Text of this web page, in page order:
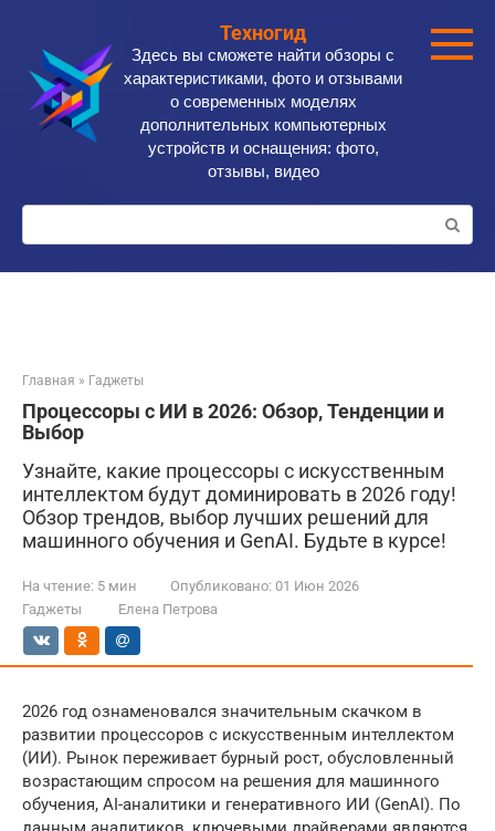
контенту
Техногид
Здесь вы сможете найти обзоры с
характеристиками, фото и отзывами
о современных моделях
дополнительных компьютерных
устройств и оснащения: фото,
отзывы, видео
Поиск:
Главная » Гаджеты
Процессоры с ИИ в 2026: Обзор, Тенденции и
Выбор
Узнайте, какие процессоры с искусственным
интеллектом будут доминировать в 2026 году!
Обзор трендов, выбор лучших решений для
машинного обучения и GenAI. Будьте в курсе!
На чтение: 5 мин Опубликовано: 01 Июн 2026
Гаджеты
Елена Петрова
2026 год ознаменовался значительным скачком в
развитии процессоров с искусственным интеллектом
(ИИ). Рынок переживает бурный рост, обусловленный
возрастающим спросом на решения для машинного
обучения, AI-аналитики и генеративного ИИ (GenAI). По